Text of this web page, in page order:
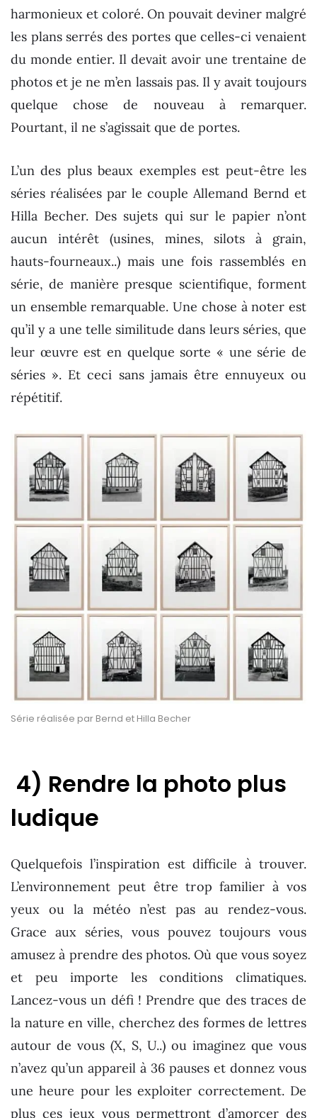
harmonieux et coloré. On pouvait deviner malgré
les plans serrés des portes que celles-ci venaient
du monde entier. Il devait avoir une trentaine de
photos et je ne m’en lassais pas. Il y avait toujours
quelque chose de nouveau à remarquer.
Pourtant, il ne s’agissait que de portes.
L’un des plus beaux exemples est peut-être les
séries réalisées par le couple Allemand Bernd et
Hilla Becher. Des sujets qui sur le papier n’ont
aucun intérêt (usines, mines, silots à grain,
hauts-fourneaux..) mais une fois rassemblés en
série, de manière presque scientifique, forment
un ensemble remarquable. Une chose à noter est
qu’il y a une telle similitude dans leurs séries, que
leur œuvre est en quelque sorte « une série de
séries ». Et ceci sans jamais être ennuyeux ou
répétitif.
Série réalisée par Bernd et Hilla Becher
4) Rendre la photo plus
ludique
Quelquefois l’inspiration est difficile à trouver.
L’environnement peut être trop familier à vos
yeux ou la météo n’est pas au rendez-vous.
Grace aux séries, vous pouvez toujours vous
amusez à prendre des photos. Où que vous soyez
et peu importe les conditions climatiques.
Lancez-vous un défi ! Prendre que des traces de
la nature en ville, cherchez des formes de lettres
autour de vous (X, S, U..) ou imaginez que vous
n’avez qu’un appareil à 36 pauses et donnez vous
une heure pour les exploiter correctement. De
plus ces jeux vous permettront d’amorcer des